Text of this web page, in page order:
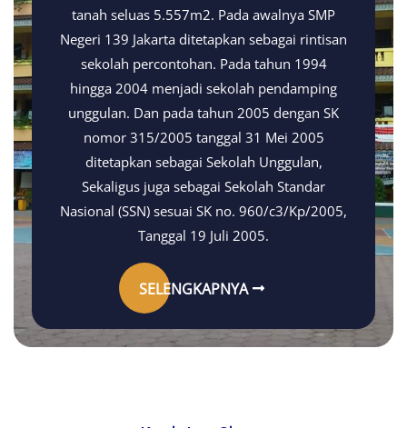
tanah seluas 5.557m2. Pada awalnya SMP
Negeri 139 Jakarta ditetapkan sebagai rintisan
sekolah percontohan. Pada tahun 1994
hingga 2004 menjadi sekolah pendamping
unggulan. Dan pada tahun 2005 dengan SK
nomor 315/2005 tanggal 31 Mei 2005
ditetapkan sebagai Sekolah Unggulan,
Sekaligus juga sebagai Sekolah Standar
Nasional (SSN) sesuai SK no. 960/c3/Kp/2005,
Tanggal 19 Juli 2005.
SELENGKAPNYA